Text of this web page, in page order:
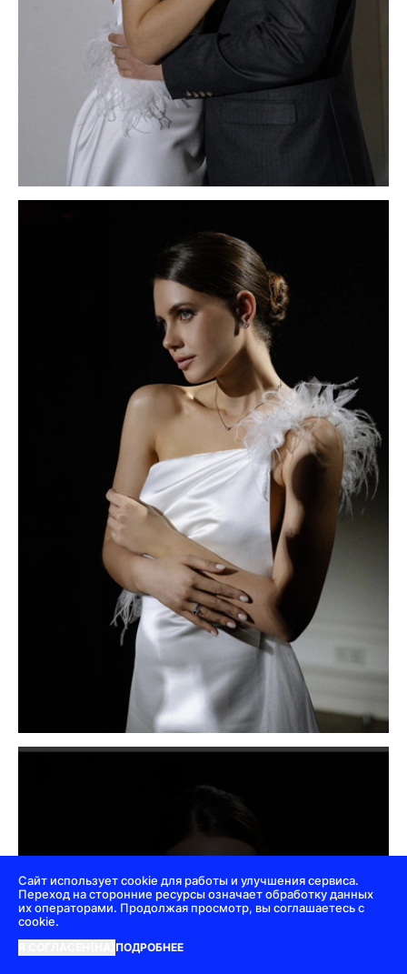
Сайт использует cookie для работы и улучшения сервиса.
Переход на сторонние ресурсы означает обработку данных
их операторами. Продолжая просмотр, вы соглашаетесь с
cookie.
ПОДРОБНЕЕ